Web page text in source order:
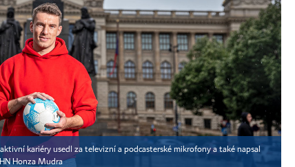
kariéry usedl za televizní a podcasterské mikrofony a také napsal
HN Honza Mudra